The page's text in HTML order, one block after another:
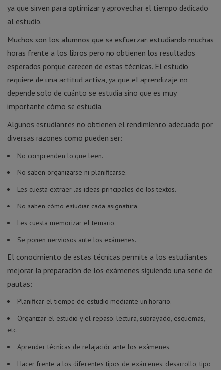
ya que sirven para optimizar y aprovechar el tiempo dedicado
al estudio.
Muchos son los alumnos que se esfuerzan estudiando muchas
horas frente a los libros pero no obtienen los resultados
esperados porque carecen de estas técnicas. El estudio
requiere de una actitud activa, ya que el aprendizaje no
depende solo de cuánto se estudia sino que es muy
importante cómo se estudia.
Algunos estudiantes no obtienen el rendimiento adecuado por
diversas razones como pueden ser:
No comprenden lo que leen.
No saben organizarse ni planificarse.
Les cuesta extraer las ideas principales de los textos.
No saben cómo estudiar cada asignatura.
Les cuesta memorizar el temario.
Se ponen nerviosos ante los exámenes.
El conocimiento de estas técnicas permite a los estudiantes
mejorar la preparación de los exámenes siguiendo una serie de
pautas:
Planificar el tiempo de estudio mediante un horario.
Organizar el estudio y el repaso: lectura, subrayado, esquemas,
etc.
Aprender técnicas de relajación ante los exámenes.
Hacer frente a los diferentes tipos de exámenes: desarrollo, tipo